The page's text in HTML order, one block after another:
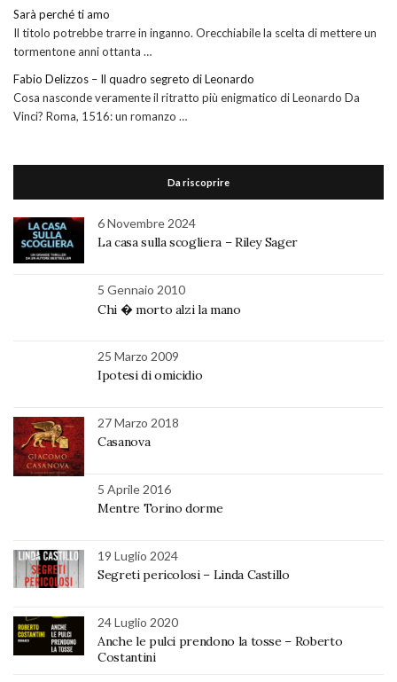
Sarà perché ti amo
Il titolo potrebbe trarre in inganno. Orecchiabile la scelta di mettere un
tormentone anni ottanta …
Fabio Delizzos – Il quadro segreto di Leonardo
Cosa nasconde veramente il ritratto più enigmatico di Leonardo Da
Vinci? Roma, 1516: un romanzo …
Da riscoprire
6 Novembre 2024
La casa sulla scogliera – Riley Sager
5 Gennaio 2010
Chi � morto alzi la mano
25 Marzo 2009
Ipotesi di omicidio
27 Marzo 2018
Casanova
5 Aprile 2016
Mentre Torino dorme
19 Luglio 2024
Segreti pericolosi – Linda Castillo
24 Luglio 2020
Anche le pulci prendono la tosse – Roberto
Costantini